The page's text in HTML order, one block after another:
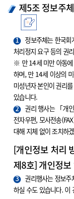
제5조 정보주
1
정보주체는 한국회
처리정지 요구 등의 권
※ 만 14세 미만 아동에
하며, 만 14세 이상의
미성년자 본인이 권리
있습니다.
2
권리 행사는 「개
전자우편, 모사전송
대해 지체 없이 조치하
[개인정보 처리
제8호] 개인정보
3
권리행사는 정보주
하실 수도 있습니다. 이